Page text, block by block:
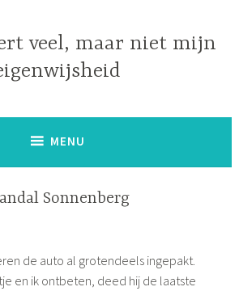
veel, maar niet mijn
MENU
Sonnenberg
de auto al grotendeels ingepakt.
en ik ontbeten, deed hij de laatste